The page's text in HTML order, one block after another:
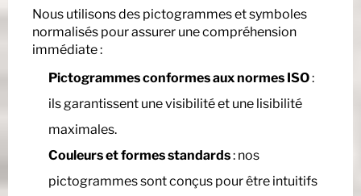
Nous utilisons des pictogrammes et symboles
normalisés pour assurer une compréhension
immédiate :
Pictogrammes conformes aux normes ISO:
ils garantissent une visibilité et une lisibilité
maximales.
Couleurs et formes standards: nos
pictogrammes sont conçus pour être intuitifs